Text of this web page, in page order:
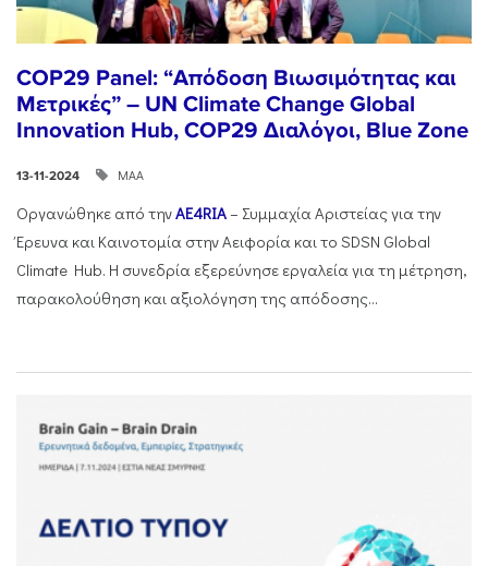
COP29 Panel: “Απόδοση Βιωσιμότητας και
Μετρικές” – UN Climate Change Global
Innovation Hub, COP29 Διαλόγοι, Blue Zone
13-11-2024 ΜΑΑ
Οργανώθηκε από τηνAE4RIA– Συμμαχία Αριστείας για την
Έρευνα και Καινοτομία στην Αειφορία και το SDSN Global
Climate Hub. Η συνεδρία εξερεύνησε εργαλεία για τη μέτρηση,
παρακολούθηση και αξιολόγηση της απόδοσης...